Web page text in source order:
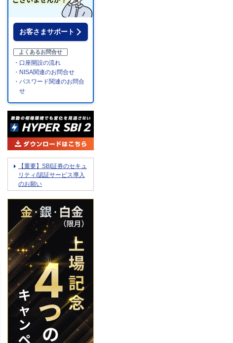
お客さまサポート
よくあるお問合せ
・口座開設の流れ
・NISA関連のお問合せ
・パスワード関連のお問合
せ
【重要】SBI証券のセキュ
リティ/認証サービス導入
のお願い